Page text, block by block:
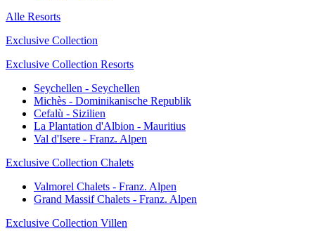
Alle Resorts
Exclusive Collection
Exclusive Collection Resorts
Seychellen - Seychellen
Michès - Dominikanische Republik
Cefalù - Sizilien
La Plantation d'Albion - Mauritius
Val d'Isere - Franz. Alpen
Exclusive Collection Chalets
Valmorel Chalets - Franz. Alpen
Grand Massif Chalets - Franz. Alpen
Exclusive Collection Villen